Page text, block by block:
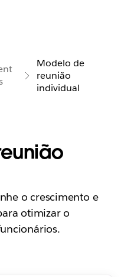
Modelo de
reunião
individual
o crescimento e
otimizar o